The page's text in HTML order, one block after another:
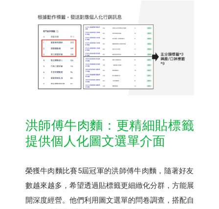
洪師傅牛肉麵：更精細貼標籤
提供個人化圖文選單介面
榮獲牛肉麵比賽5屆冠軍的洪師傅牛肉麵，隨著好友
數越來越多，希望透過貼標籤更細緻化分群，方能展
開深度經營。他們利用圖文選單的問卷調查，搭配自